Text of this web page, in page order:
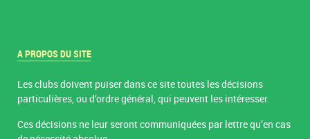
A PROPOS DU SITE
Les clubs doivent puiser dans ce site toutes les décisions
particulières, ou d’ordre général, qui peuvent les intéresser.
Ces décisions ne leur seront communiquées par lettre qu’en cas